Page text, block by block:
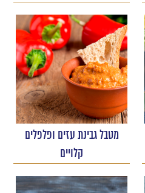
מטבל גבינת עזים ופלפלים
קלויים